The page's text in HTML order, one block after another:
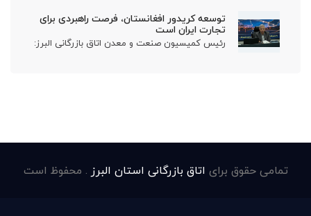
توسعه کریدور افغانستان، فرصت راهبردی برای
تجارت ایران است
رئیس کمیسیون صنعت و معدن اتاق بازرگانی البرز:
تمامی حقوق برای اتاق بازرگانی استان البرز . محفوظ است